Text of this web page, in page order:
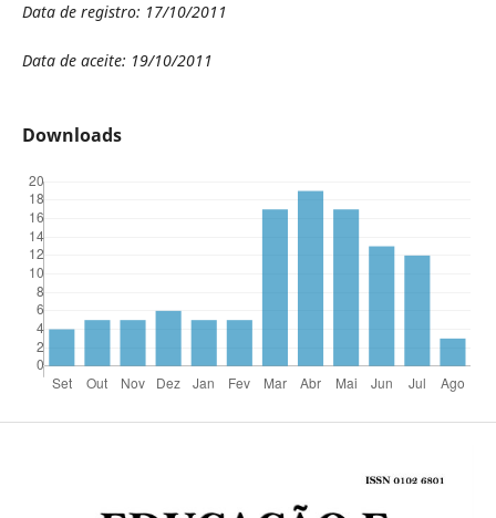
Data de registro: 17/10/2011
Data de aceite: 19/10/2011
Downloads